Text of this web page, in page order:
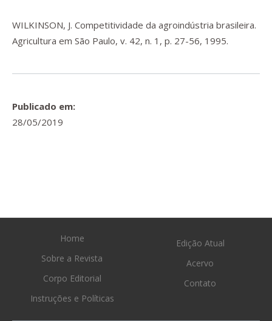
WILKINSON, J. Competitividade da agroindústria brasileira.
Agricultura em São Paulo, v. 42, n. 1, p. 27-56, 1995.
Publicado em:
28/05/2019
Home
Sobre a Revista
Corpo Editorial
Instruções e Políticas
Edição Atual
Acervo
Contato